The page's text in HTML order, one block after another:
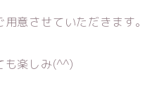
用意させていただきます
も楽しみ(^^)